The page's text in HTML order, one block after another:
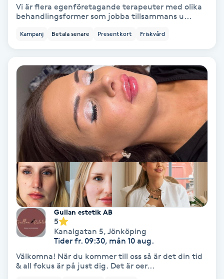
Kärlbehandling
Lashlift Keratin
LED-ljusterapi
Liktornar
LPG
LPG-behandling
LPG-massage
Luggklippning
Vi är flera egenföretagande terapeuter med olika
behandlingsformer som jobba tillsammans u...
Kampanj Betala senare Presentkort Friskvård
Gullan estetik AB
5
Kanalgatan 5, Jönköping
Tider fr. 09:30, mån 10 aug.
Välkomna! När du kommer till oss så är det din tid
& all fokus är på just dig. Det är oer...